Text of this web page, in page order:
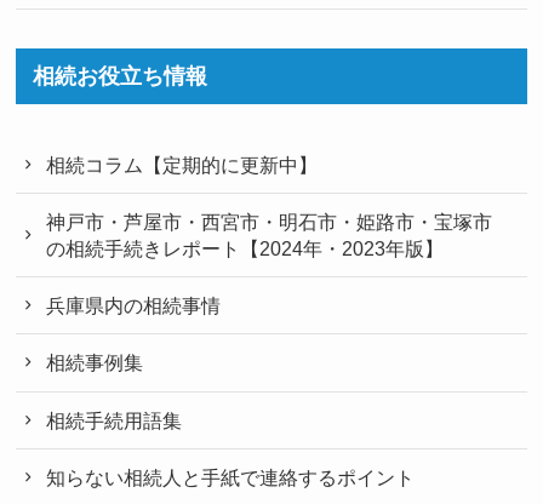
相続お役立ち情報
相続コラム【定期的に更新中】
神戸市・芦屋市・西宮市・明石市・姫路市・宝塚市
の相続手続きレポート【2024年・2023年版】
兵庫県内の相続事情
相続事例集
相続手続用語集
知らない相続人と手紙で連絡するポイント